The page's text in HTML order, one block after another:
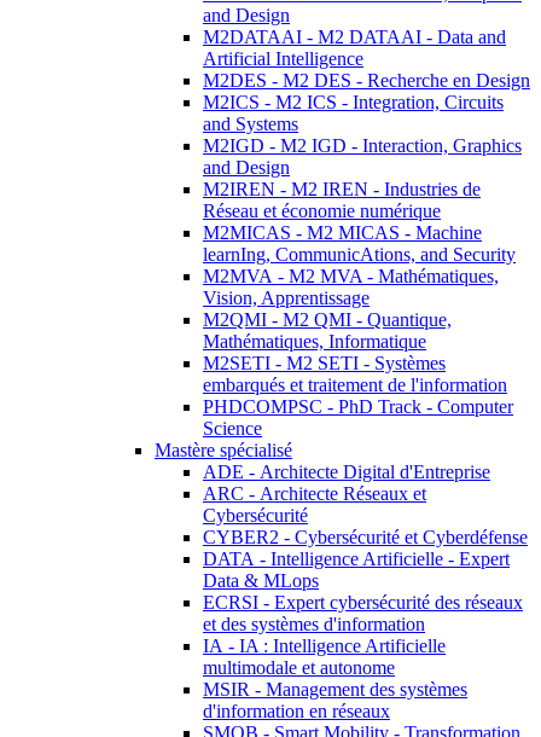
and Design
M2DATAAI - M2 DATAAI - Data and
Artificial Intelligence
M2DES - M2 DES - Recherche en Design
M2ICS - M2 ICS - Integration, Circuits
and Systems
M2IGD - M2 IGD - Interaction, Graphics
and Design
M2IREN - M2 IREN - Industries de
Réseau et économie numérique
M2MICAS - M2 MICAS - Machine
learnIng, CommunicAtions, and Security
M2MVA - M2 MVA - Mathématiques,
Vision, Apprentissage
M2QMI - M2 QMI - Quantique,
Mathématiques, Informatique
M2SETI - M2 SETI - Systèmes
embarqués et traitement de l'information
PHDCOMPSC - PhD Track - Computer
Science
Mastère spécialisé
ADE - Architecte Digital d'Entreprise
ARC - Architecte Réseaux et
Cybersécurité
CYBER2 - Cybersécurité et Cyberdéfense
DATA - Intelligence Artificielle - Expert
Data & MLops
ECRSI - Expert cybersécurité des réseaux
et des systèmes d'information
IA - IA : Intelligence Artificielle
multimodale et autonome
MSIR - Management des systèmes
d'information en réseaux
SMOB - Smart Mobility - Transformation